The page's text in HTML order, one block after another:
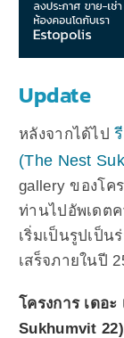
Update
หลังจากได้ไป
(The Nest
gallery ของโค
ท่านไปอัพเดต
เริ่มเป็นรูปเป็น
เสร็จภายในปี
โครงการ เดอ
Sukhumvit 22)